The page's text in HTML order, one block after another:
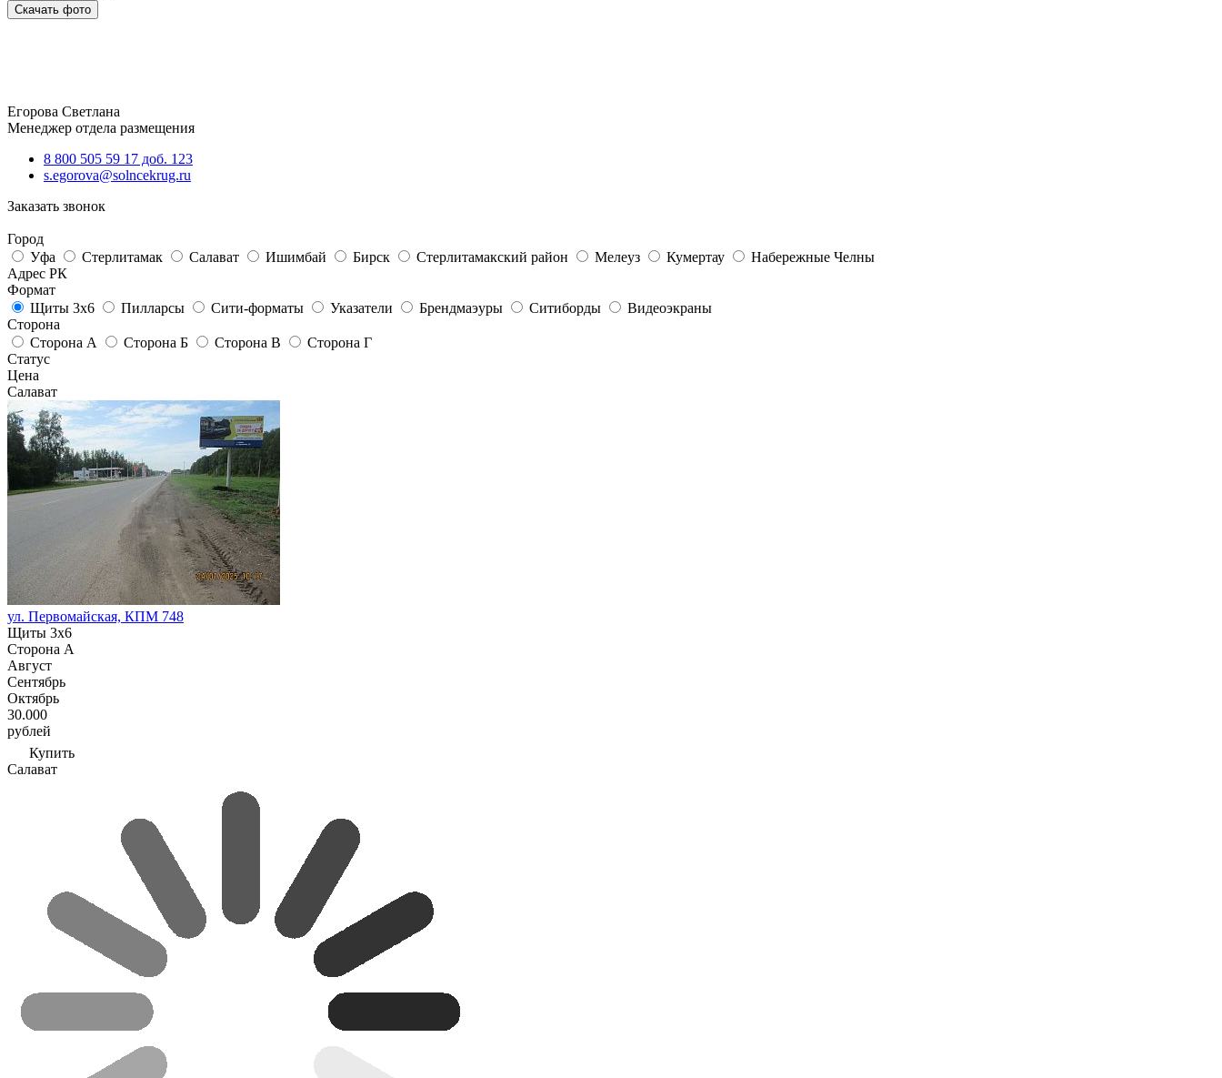
Скачать фото
Егорова Светлана
Менеджер отдела размещения
8 800 505 59 17 доб. 123
s.egorova@solncekrug.ru
Заказать звонок
Город
Уфа
Стерлитамак Салават Ишимбай Бирск Стерлитамакский район Мелеуз Кумертау
Набережные Челны
Адрес РК
Формат
Щиты 3х6
Пилларсы Сити-форматы Указатели Брендмаэуры Ситиборды
Видеоэкраны
Сторона
Сторона А
Сторона Б Сторона В
Сторона Г
Статус
Цена
Салават
ул. Первомайская, КПМ 748
Щиты 3х6
Сторона А
Август
Сентябрь
Октябрь
30.000
рублей
Купить
Салават